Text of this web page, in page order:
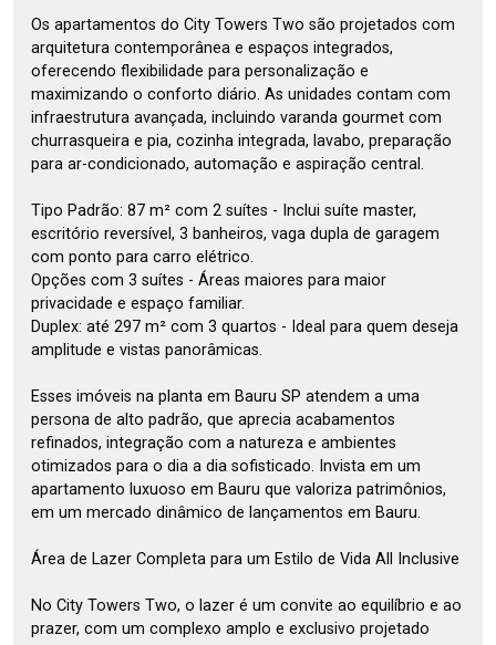
Os apartamentos do City Towers Two são projetados com
arquitetura contemporânea e espaços integrados,
oferecendo flexibilidade para personalização e
maximizando o conforto diário. As unidades contam com
infraestrutura avançada, incluindo varanda gourmet com
churrasqueira e pia, cozinha integrada, lavabo, preparação
para ar-condicionado, automação e aspiração central.
Tipo Padrão: 87 m² com 2 suítes - Inclui suíte master,
escritório reversível, 3 banheiros, vaga dupla de garagem
com ponto para carro elétrico.
Opções com 3 suítes - Áreas maiores para maior
privacidade e espaço familiar.
Duplex: até 297 m² com 3 quartos - Ideal para quem deseja
amplitude e vistas panorâmicas.
Esses imóveis na planta em Bauru SP atendem a uma
persona de alto padrão, que aprecia acabamentos
refinados, integração com a natureza e ambientes
otimizados para o dia a dia sofisticado. Invista em um
apartamento luxuoso em Bauru que valoriza patrimônios,
em um mercado dinâmico de lançamentos em Bauru.
Área de Lazer Completa para um Estilo de Vida All Inclusive
No City Towers Two, o lazer é um convite ao equilíbrio e ao
prazer, com um complexo amplo e exclusivo projetado